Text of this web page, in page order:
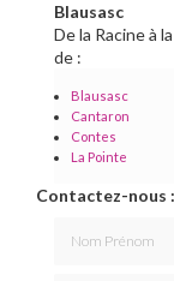
Blausasc
De la Racine à
de :
Blausasc
Cantaron
Contes
La Pointe
Contactez-nous